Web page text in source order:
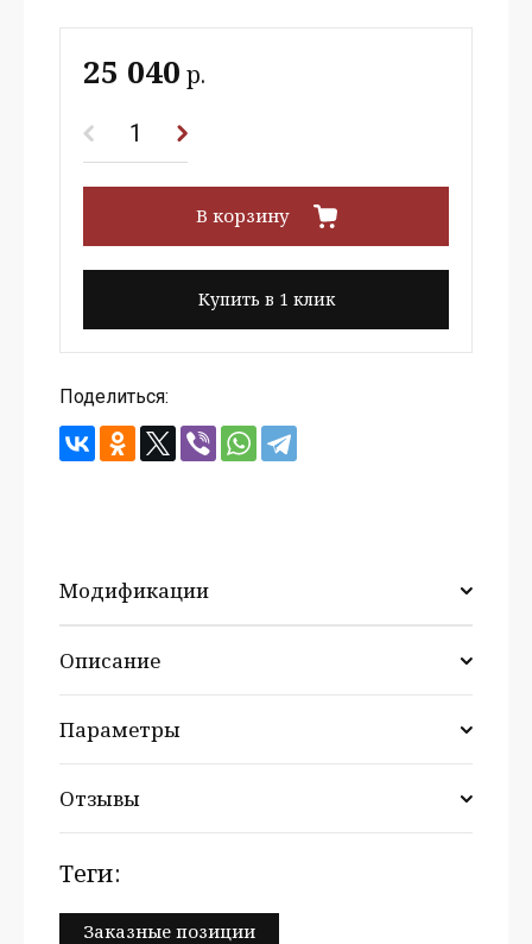
25 040 р.
В корзину
Купить в 1 клик
Поделиться:
Описание
Параметры
Модификации
Отзывы
теги:
Заказные позиции